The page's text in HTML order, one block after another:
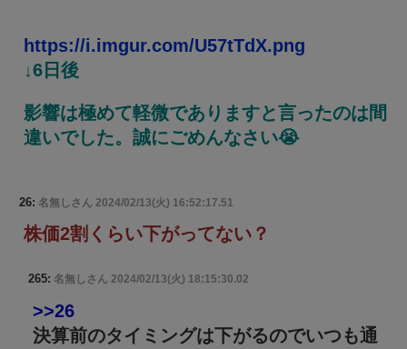
https://i.imgur.com/U57tTdX.png
↓6日後
影響は極めて軽微でありますと言ったのは間
違いでした。誠にごめんなさい😭
26: 名無しさん 2024/02/13(火) 16:52:17.51
株価2割くらい下がってない？
265: 名無しさん 2024/02/13(火) 18:15:30.02
>>26
決算前のタイミングは下がるのでいつも通